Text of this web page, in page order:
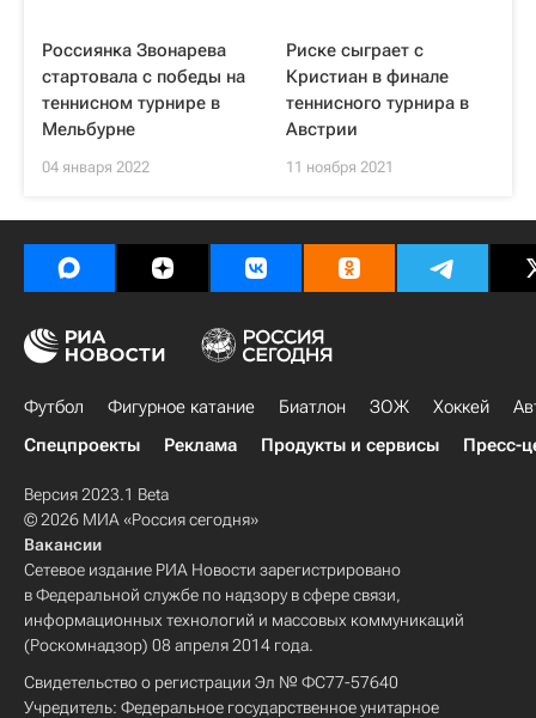
Россиянка Звонарева
стартовала с победы на
теннисном турнире в
Мельбурне
04 января 2022
Риске сыграет с
Кристиан в финале
теннисного турнира в
Австрии
11 ноября 2021
Футбол Фигурное катание Биатлон ЗОЖ Хоккей
Спецпроекты
Реклама Продукты и сервисы Пресс-
Версия 2023.1 Beta
© 2026 МИА «Россия сегодня»
Вакансии
Сетевое издание РИА Новости зарегистрировано
в Федеральной службе по надзору в сфере связи,
информационных технологий и массовых коммуникаций
(Роскомнадзор) 08 апреля 2014 года.
Свидетельство о регистрации Эл № ФС77-57640
Учредитель: Федеральное государственное унитарное